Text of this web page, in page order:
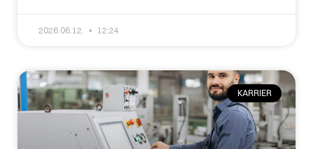
2026.06.12. 12:24
KARRIER